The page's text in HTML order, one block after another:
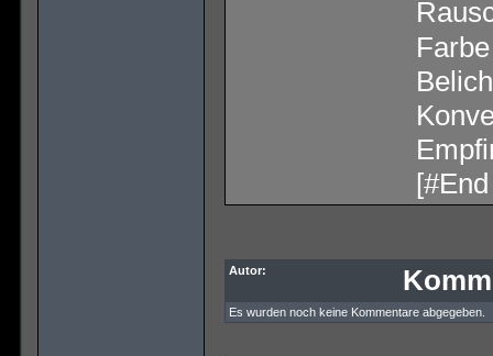
Farbe
Autor:
Es wurden noch keine Kommentare abgegeben.